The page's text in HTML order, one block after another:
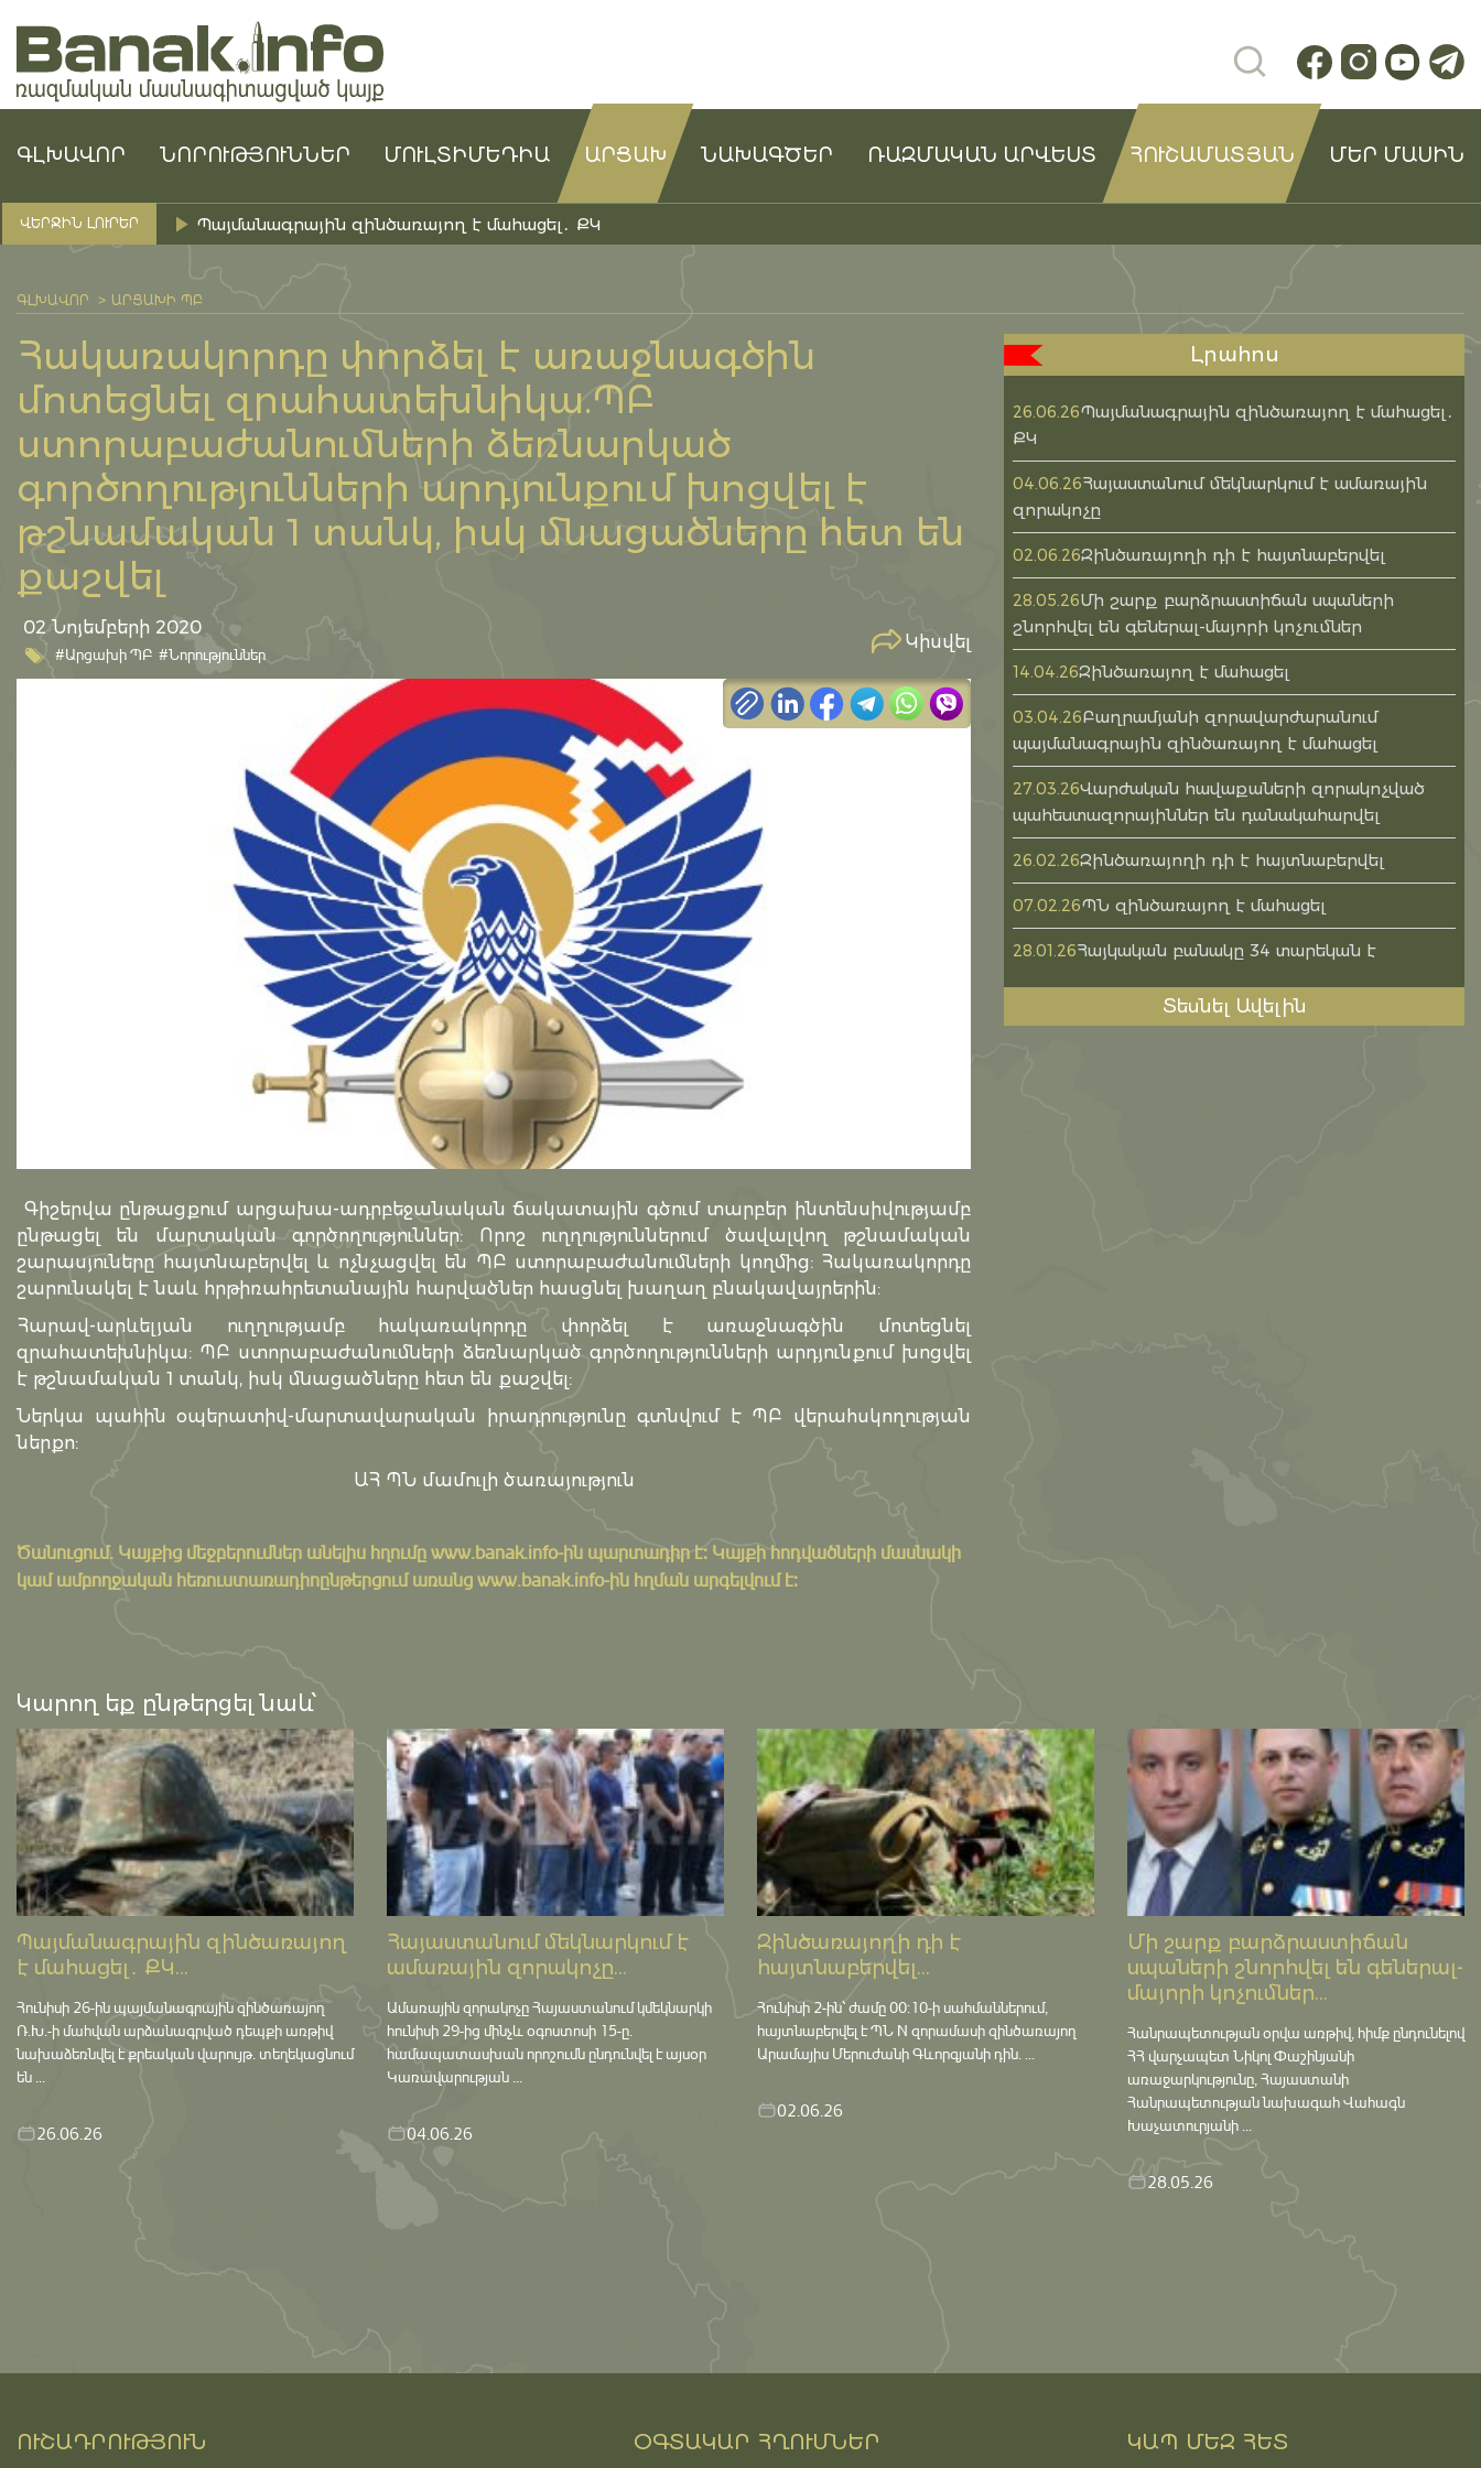
ԳԼԽԱՎՈՐ ՆՈՐՈՒԹՅՈՒՆՆԵՐ ՄՈՒԼՏԻՄԵԴԻԱ ԱՐՑԱԽ ՆԱԽԱԳԾԵՐ ՌԱԶՄԱԿԱՆ ԱՐՎԵՍՏ ՀՈՒՇԱՄԱՏՅԱՆ ՄԵՐ ՄԱՍԻՆ
ՎԵՐՋԻՆ ԼՈՒՐԵՐ Պայմանագրային զինծառայող է մահացել․ ՔԿ
ԳԼԽԱՎՈՐ ԱՐՑԱԽԻ ՊԲ
Հակառակորդը փորձել է առաջնագծին
մոտեցնել զրահատեխնիկա.ՊԲ
ստորաբաժանումների ձեռնարկած
գործողությունների արդյունքում խոցվել է
թշնամական 1 տանկ, իսկ մնացածները հետ են
քաշվել
02 Նոյեմբերի 2020
#Արցախի ՊԲ #Նորություններ
Կիսվել
Գիշերվա ընթացքում արցախա-ադրբեջանական ճակատային գծում տարբեր ինտենսիվությամբ
ընթացել են մարտական գործողություններ: Որոշ ուղղություններում ծավալվող թշնամական
շարասյուները հայտնաբերվել և ոչնչացվել են ՊԲ ստորաբաժանումների կողմից: Հակառակորդը
շարունակել է նաև հրթիռահրետանային հարվածներ հասցնել խաղաղ բնակավայրերին:
Հարավ-արևելյան ուղղությամբ հակառակորդը փորձել է առաջնագծին մոտեցնել
զրահատեխնիկա: ՊԲ ստորաբաժանումների ձեռնարկած գործողությունների արդյունքում խոցվել
է թշնամական 1 տանկ, իսկ մնացածները հետ են քաշվել:
Ներկա պահին օպերատիվ-մարտավարական իրադրությունը գտնվում է ՊԲ վերահսկողության
ներքո:
ԱՀ ՊՆ մամուլի ծառայություն
Ծանուցում․ Կայքից մեջբերումներ անելիս հղումըwww.banak.info-ին պարտադիր է: Կայքի հոդվածների մասնակի
կամ ամբողջական հեռուստառադիոընթերցում առանց www.banak.info-ին հղման արգելվում է:
Լրահոս
26.06.26Պայմանագրային զինծառայող է մահացել․
ՔԿ
04.06.26Հայաստանում մեկնարկում է ամառային
զորակոչը
02.06.26Զինծառայողի դի է հայտնաբերվել
28.05.26Մի շարք բարձրաստիճան սպաների
շնորհվել են գեներալ-մայորի կոչումներ
14.04.26Զինծառայող է մահացել
03.04.26Բաղրամյանի զորավարժարանում
պայմանագրային զինծառայող է մահացել
27.03.26Վարժական հավաքաների զորակոչված
պահեստազորայիններ են դանակահարվել
26.02.26Զինծառայողի դի է հայտնաբերվել
07.02.26ՊՆ զինծառայող է մահացել
28.01.26Հայկական բանակը 34 տարեկան է
Տեսնել Ավելին
Կարող եք ընթերցել նաև՝
Պայմանագրային զինծառայող
է մահացել․ ՔԿ...
Հունիսի 26-ին պայմանագրային զինծառայող
Ռ.Խ.-ի մահվան արձանագրված դեպքի առթիվ
նախաձեռնվել է քրեական վարույթ․ տեղեկացնում
են ...
26.06.26
Հայաստանում մեկնարկում է
ամառային զորակոչը...
Ամառային զորակոչը Հայաստանում կմեկնարկի
հունիսի 29-ից մինչև օգոստոսի 15-ը․
համապատասխան որոշումն ընդունվել է այսօր
Կառավարության ...
04.06.26
Զինծառայողի դի է
հայտնաբերվել...
Հունիսի 2-ին՝ ժամը 00:10-ի սահմաններում,
հայտնաբերվել է ՊՆ N զորամասի զինծառայող
Արամայիս Մերուժանի Գևորգյանի դին. ...
02.06.26
Մի շարք բարձրաստիճան
սպաների շնորհվել են գեներալ-
մայորի կոչումներ...
Հանրապետության օրվա առթիվ, հիմք ընդունելով
ՀՀ վարչապետ Նիկոլ Փաշինյանի
առաջարկությունը, Հայաստանի
Հանրապետության նախագահ Վահագն
Խաչատուրյանի ...
28.05.26
ՈՒՇԱԴՐՈՒԹՅՈՒՆ ՕԳՏԱԿԱՐ ՀՂՈՒՄՆԵՐ ԿԱՊ ՄԵԶ ՀԵՏ